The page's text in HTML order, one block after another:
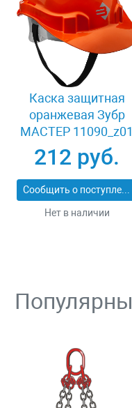
Каска защитная
оранжевая Зубр
МАСТЕР 11090_z01
212 руб.
Сообщить о поступлении
Нет в наличии